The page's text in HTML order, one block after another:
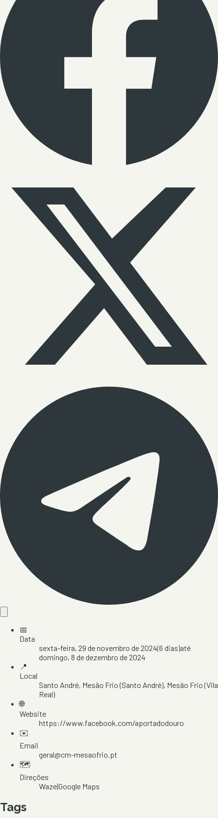
📅
Data
sexta-feira, 29 de novembro de 2024(6 dias)até
domingo, 8 de dezembro de 2024
📍
Local
Santo André, Mesão Frio (Santo André), Mesão Frio(Vila
Real)
🌐
Website
https://www.facebook.com/aportadodouro
✉️
Email
geral@cm-mesaofrio.pt
🗺️
Direções
Waze|Google Maps
Tags